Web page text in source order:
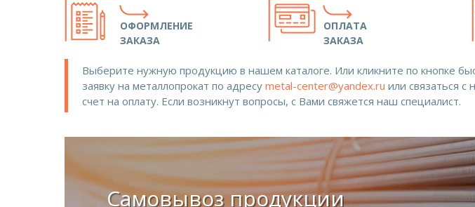
ОФОРМЛЕНИЕ
ЗАКАЗА
ОПЛАТА
ЗАКАЗА
Выберите нужную продукцию в нашем каталоге. Или кликните по кнопке
заявку на металлопрокат по адресу metal-center@yandex.ru или связаться с
счет на оплату. Если возникнут вопросы, с Вами свяжется наш специалист.
Самовывоз продукции